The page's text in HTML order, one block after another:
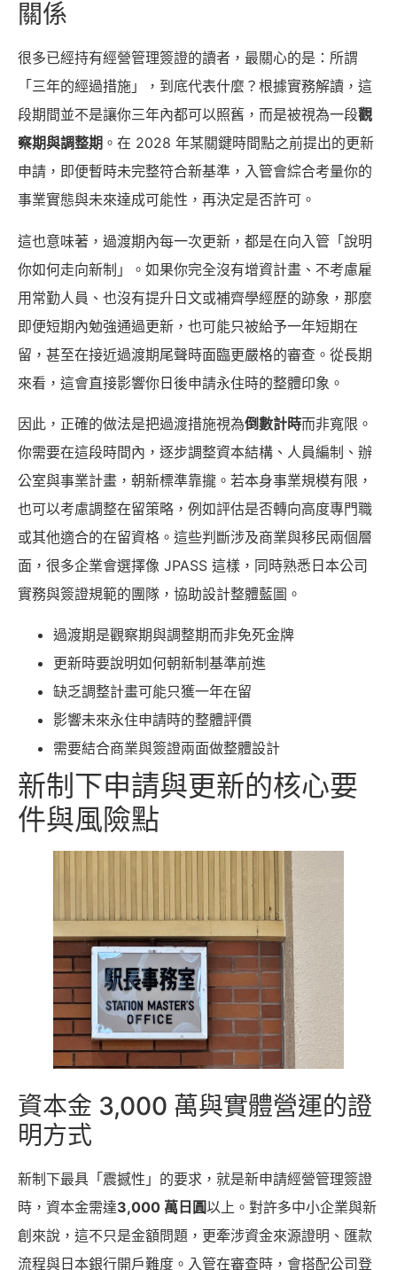
關係
很多已經持有經營管理簽證的讀者，最關心的是：所謂
「三年的經過措施」，到底代表什麼？根據實務解讀，這
段期間並不是讓你三年內都可以照舊，而是被視為一段觀
察期與調整期 。在 2028 年某關鍵時間點之前提出的更新
申請，即便暫時未完整符合新基準，入管會綜合考量你的
事業實態與未來達成可能性，再決定是否許可。
這也意味著，過渡期內每一次更新，都是在向入管「說明
你如何走向新制」。如果你完全沒有增資計畫、不考慮雇
用常勤人員、也沒有提升日文或補齊學經歷的跡象，那麼
即便短期內勉強通過更新，也可能只被給予一年短期在
留，甚至在接近過渡期尾聲時面臨更嚴格的審查。從長期
來看，這會直接影響你日後申請永住時的整體印象。
因此，正確的做法是把過渡措施視為倒數計時而非寬限。
你需要在這段時間內，逐步調整資本結構、人員編制、辦
公室與事業計畫，朝新標準靠攏。若本身事業規模有限，
也可以考慮調整在留策略，例如評估是否轉向高度專門職
或其他適合的在留資格。這些判斷涉及商業與移民兩個層
面，很多企業會選擇像 JPASS 這樣，同時熟悉日本公司
實務與簽證規範的團隊，協助設計整體藍圖。
過渡期是觀察期與調整期而非免死金牌
更新時要說明如何朝新制基準前進
缺乏調整計畫可能只獲一年在留
影響未來永住申請時的整體評價
需要結合商業與簽證兩面做整體設計
新制下申請與更新的核心要
件與風險點
資本金 3,000 萬與實體營運的證
明方式
新制下最具「震撼性」的要求，就是新申請經營管理簽證
時，資本金需達3,000 萬日圓以上。對許多中小企業與新
創來說，這不只是金額問題，更牽涉資金來源證明、匯款
流程與日本銀行開戶難度。入管在審查時，會搭配公司登